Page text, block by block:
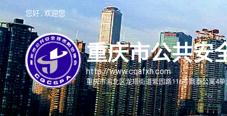
您好 , 欢迎您
重庆市公共安
http://www.cqafxh.com
重庆市渝北区龙塔街道紫园路116号鼎泰公寓4单